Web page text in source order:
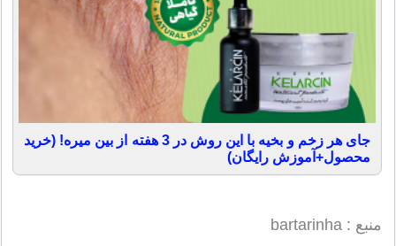
جای هر زخم و بخیه با این روش در 3 هفته از بین میره! (خرید
محصول+آموزش رایگان)
منبع : bartarinha